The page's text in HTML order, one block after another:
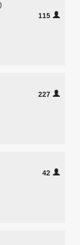
115
227
42